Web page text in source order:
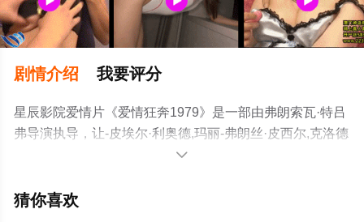
剧情介绍 我要评分
星辰影院爱情片《爱情狂奔1979》是一部由弗朗索瓦·特吕
弗导演执导，让-皮埃尔·利奥德,玛丽-弗朗丝·皮西尔,克洛德
·雅德,Dani,多萝茜,丹尼尔·梅斯吉什,朱利安·贝尔托,罗茜·瓦
减完整版电影大全就上星辰影视，更多相关信息可移步至

猜你喜欢